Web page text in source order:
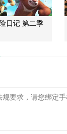
日记 第二季